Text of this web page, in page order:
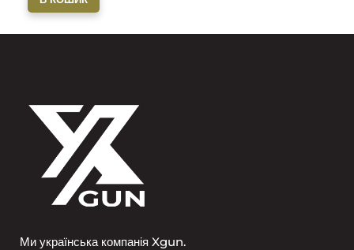
Ми українська компанія Xgun.